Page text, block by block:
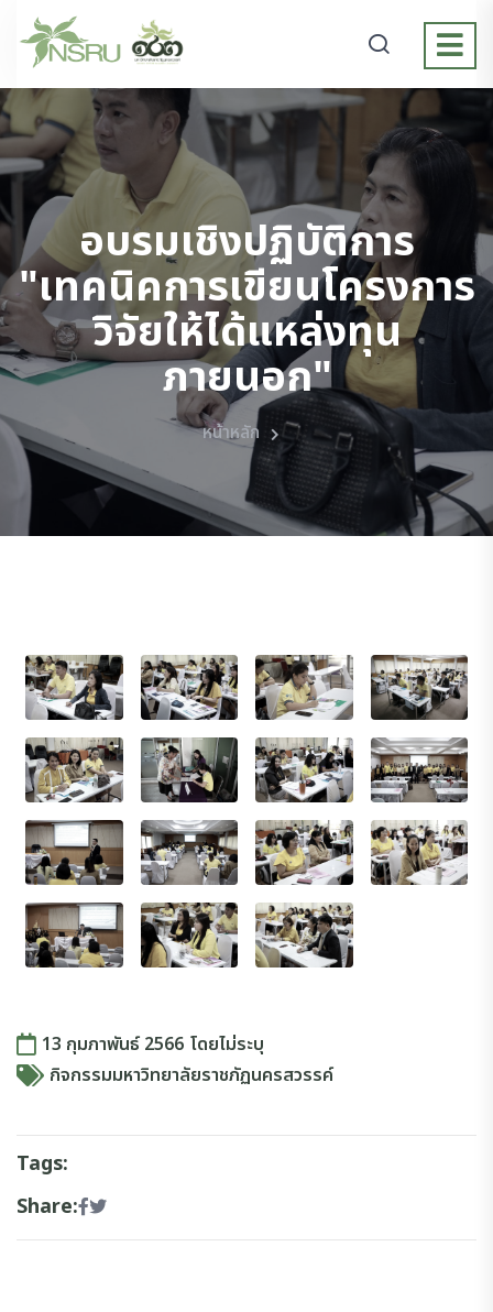
อบรมเชิงปฏิบัติการ
"เทคนิคการเขียนโครงการ
วิจัยให้ได้แหล่งทุน
ภายนอก"
หน้าหลัก
13 กุมภาพันธ์ 2566 โดยไม่ระบุ
กิจกรรมมหาวิทยาลัยราชภัฏนครสวรรค์
Tags:
Share: